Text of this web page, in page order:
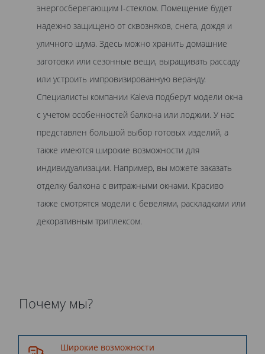
энергосберегающим I-стеклом. Помещение будет
надежно защищено от сквозняков, снега, дождя и
уличного шума. Здесь можно хранить домашние
заготовки или сезонные вещи, выращивать рассаду
или устроить импровизированную веранду.
Специалисты компании Kaleva подберут модели окна
с учетом особенностей балкона или лоджии. У нас
представлен большой выбор готовых изделий, а
также имеются широкие возможности для
индивидуализации. Например, вы можете заказать
отделку балкона с витражными окнами. Красиво
также смотрятся модели с бевелями, раскладками или
декоративным триплексом.
Почему мы?
Широкие возможности